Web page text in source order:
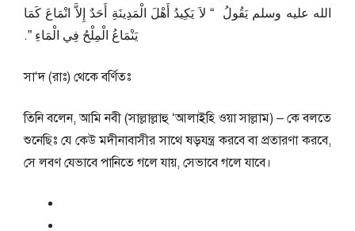
الله عليه وسلم يَقُولُ ‏ “‏ لاَ يَكِيدُ أَهْلَ الْمَدِينَةِ أَحَدٌ إِلاَّ انْمَاعَ كَمَا
يَنْمَاعُ الْمِلْحُ فِي الْمَاءِ ‏”‏‏.‏
সা‘দ (রাঃ) থেকে বর্ণিতঃ
তিনি বলেন, আমি নবী (সাল্লাল্লাহু ‘আলাইহি ওয়া সাল্লাম) – কে বলতে
শুনেছিঃ যে কেউ মদীনাবাসীর সাথে ষড়যন্ত্র করবে বা প্রতারণা করবে,
সে লবণ যেভাবে পানিতে গলে যায়, সেভাবে গলে যাবে।